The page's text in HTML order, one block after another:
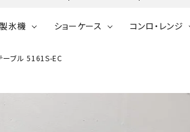
製氷機 ショーケース コンロ・レンジ
ーブル 5161S-EC